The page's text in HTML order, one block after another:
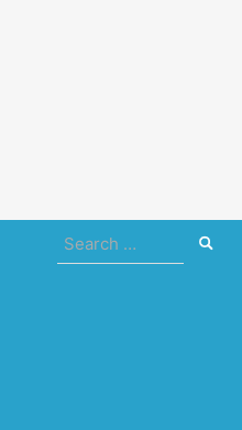
Search
for: